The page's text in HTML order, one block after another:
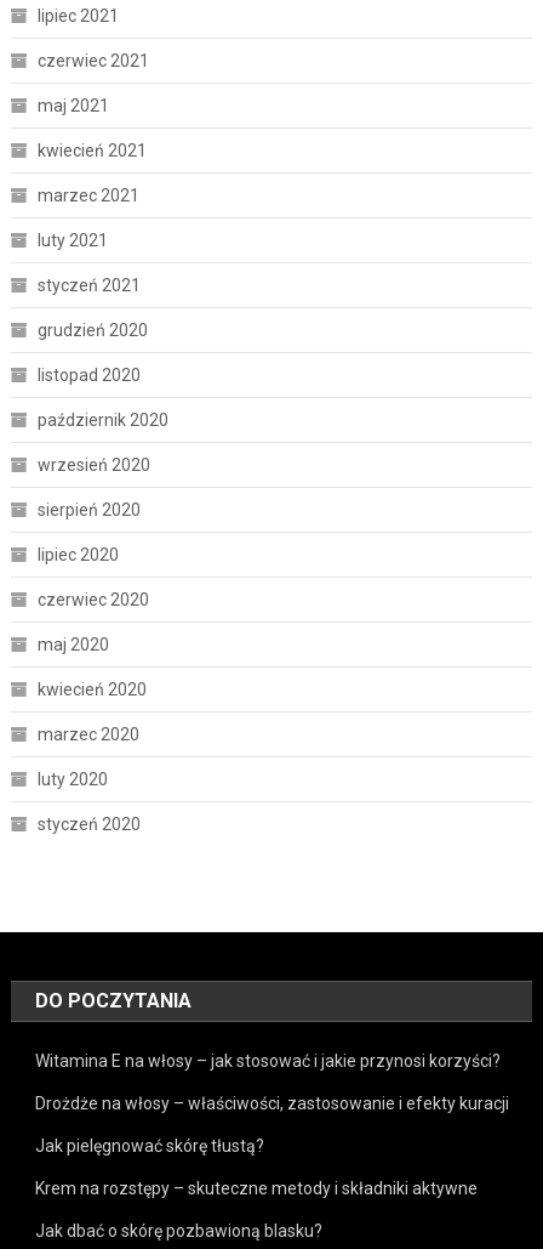
lipiec 2021
czerwiec 2021
maj 2021
kwiecień 2021
marzec 2021
luty 2021
styczeń 2021
grudzień 2020
listopad 2020
październik 2020
wrzesień 2020
sierpień 2020
lipiec 2020
czerwiec 2020
maj 2020
kwiecień 2020
marzec 2020
luty 2020
styczeń 2020
DO POCZYTANIA
Witamina E na włosy – jak stosować i jakie przynosi korzyści?
Drożdże na włosy – właściwości, zastosowanie i efekty kuracji
Jak pielęgnować skórę tłustą?
Krem na rozstępy – skuteczne metody i składniki aktywne
Jak dbać o skórę pozbawioną blasku?